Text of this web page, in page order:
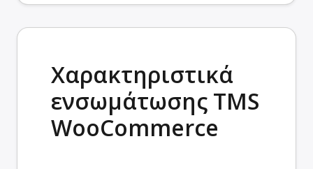
Χαρακτηριστικά
ενσωμάτωσης TMS
WooCommerce